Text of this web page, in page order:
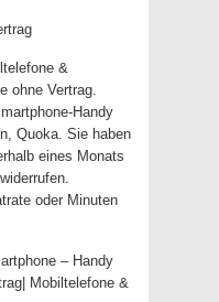
&
ohne Vertrag.
Handy
Quoka. Sie haben
eines Monats
oder Minuten
– Handy
Mobiltelefone &